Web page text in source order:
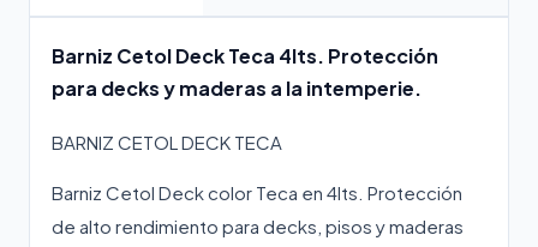
Barniz Cetol Deck Teca 4lts. Protección
para decks y maderas a la intemperie.
BARNIZ CETOL DECK TECA
Barniz Cetol Deck color Teca en 4lts. Protección
de alto rendimiento para decks, pisos y maderas